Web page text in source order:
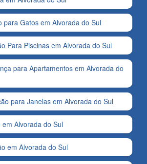
para Gatos em Alvorada do Sul
Para Piscinas em Alvorada do Sul
para Apartamentos em Alvorada do
para Janelas em Alvorada do Sul
Alvorada do Sul
em Alvorada do Sul